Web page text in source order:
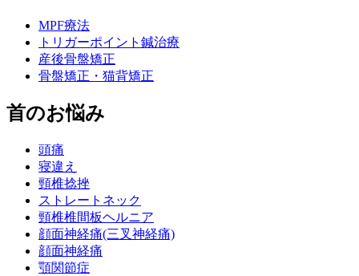
MPF療法
トリガーポイント鍼治療
産後骨盤矯正
骨盤矯正・猫背矯正
首のお悩み
頭痛
寝違え
頸椎捻挫
ストレートネック
頸椎椎間板ヘルニア
顔面神経痛(三叉神経痛)
顔面神経痛
顎関節症